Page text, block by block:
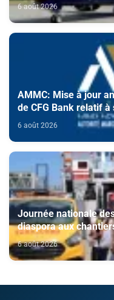
6 août 2026
AMMC: Mise à jour
de CFG Bank relatif
certificats de dépôt
6 août 2026
Journée nationale
diaspora aux
6 août 2026